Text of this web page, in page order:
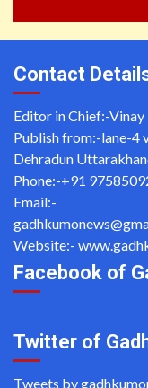
Contact
Editor in Chief:-
Publish from:-lane-4
Dehradun
Phone:-+91
Email:-
Website:-
Facebook of
Twitter of
Tweets by